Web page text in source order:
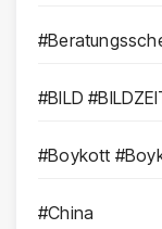
#BILD
#Boykott
#China